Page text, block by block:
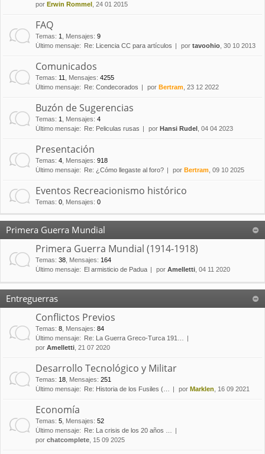
por Erwin Rommel , 24 01 2015
FAQ
Temas: 1 Mensajes: 9
Último mensaje:
Re: Licencia CC para artículos por tavoohio , 30 10 2013
Comunicados
Temas: 11 Mensajes: 4255
Último mensaje:
Re: Condecorados por Bertram , 23 12 2022
Buzón de Sugerencias
Temas: 1 Mensajes: 4
Último mensaje:
Re: Peliculas rusas por Hansi Rudel , 04 04 2023
Presentación
Temas: 4 Mensajes: 918
Último mensaje:
Re: ¿Cómo llegaste al foro? por Bertram , 09 10 2025
Eventos Recreacionismo histórico
Temas: 0 Mensajes: 0
Primera Guerra Mundial
Primera Guerra Mundial (1914-1918)
Temas: 38 Mensajes: 164
Último mensaje:
El armisticio de Padua por Amelletti , 04 11 2020
Entreguerras
Conflictos Previos
Temas: 8 Mensajes: 84
Último mensaje:
Re: La Guerra Greco-Turca 191…
por Amelletti , 21 07 2020
Desarrollo Tecnológico y Militar
Temas: 18 Mensajes: 251
Último mensaje:
Re: Historia de los Fusiles (… por Marklen , 16 09 2021
Economía
Temas: 5 Mensajes: 52
Último mensaje:
Re: La crisis de los 20 años …
por chatcomplete , 15 09 2025